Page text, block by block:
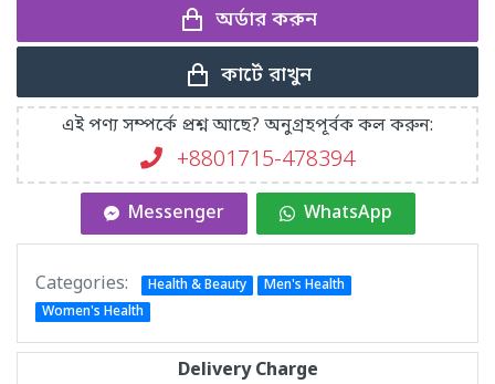
অর্ডার করুন
কার্টে রাখুন
এই পণ্য সম্পর্কে প্রশ্ন আছে? অনুগ্রহপূর্বক কল করুন:
+8801715-478394
Messenger WhatsApp
Categories: Health & Beauty
Men's Health
Women's Health
Delivery Charge